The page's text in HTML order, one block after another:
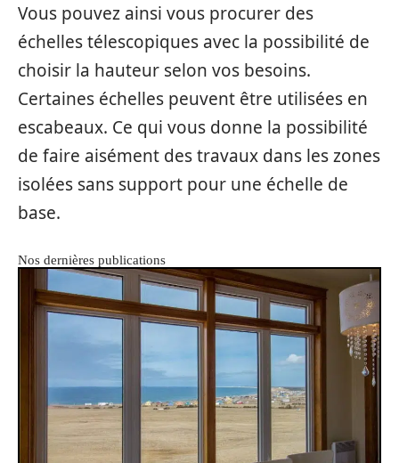
Vous pouvez ainsi vous procurer des
échelles télescopiques avec la possibilité de
choisir la hauteur selon vos besoins.
Certaines échelles peuvent être utilisées en
escabeaux. Ce qui vous donne la possibilité
de faire aisément des travaux dans les zones
isolées sans support pour une échelle de
base.
Nos dernières publications